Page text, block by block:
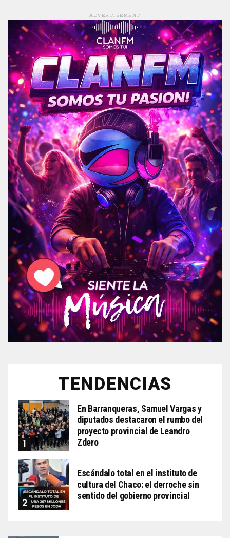
ADVERTISEMENT
TENDENCIAS
En Barranqueras, Samuel Vargas y
diputados destacaron el rumbo del
proyecto provincial de Leandro
Zdero
Escándalo total en el instituto de
cultura del Chaco: el derroche sin
sentido del gobierno provincial